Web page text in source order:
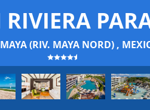
(RIV. MAYA NORD) ,